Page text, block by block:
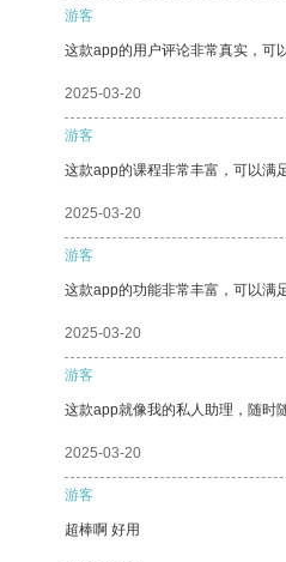
游客
这款app的用户评论非常真实，可
2025-03-20
游客
这款app的课程非常丰富，可以满
2025-03-20
游客
这款app的功能非常丰富，可以满
2025-03-20
游客
这款app就像我的私人助理，随时
2025-03-20
游客
超棒啊 好用